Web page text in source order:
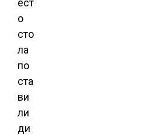
ест
о
сто
ла
по
ста
ви
ли
ди